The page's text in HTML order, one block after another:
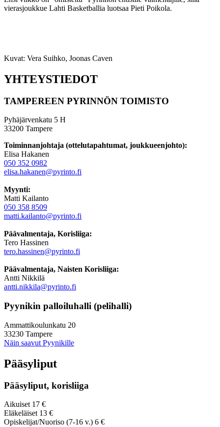
vierasjoukkue Lahti Basketballia luotsaa Pieti Poikola.
Kuvat: Vera Suihko, Joonas Caven
YHTEYSTIEDOT
TAMPEREEN PYRINNÖN TOIMISTO
Pyhäjärvenkatu 5 H
33200 Tampere
Toiminnanjohtaja (ottelutapahtumat, joukkueenjohto):
Elisa Hakanen
050 352 0982
elisa.hakanen@pyrinto.fi
Myynti:
Matti Kailanto
050 358 8509
matti.kailanto@pyrinto.fi
Päävalmentaja, Korisliiga:
Tero Hassinen
tero.hassinen@pyrinto.fi
Päävalmentaja, Naisten Korisliiga:
Antti Nikkilä
antti.nikkila@pyrinto.fi
Pyynikin palloiluhalli (pelihalli)
Ammattikoulunkatu 20
33230 Tampere
Näin saavut Pyynikille
Pääsyliput
Pääsyliput, korisliiga
Aikuiset 17 €
Eläkeläiset 13 €
Opiskelijat/Nuoriso (7-16 v.) 6 €